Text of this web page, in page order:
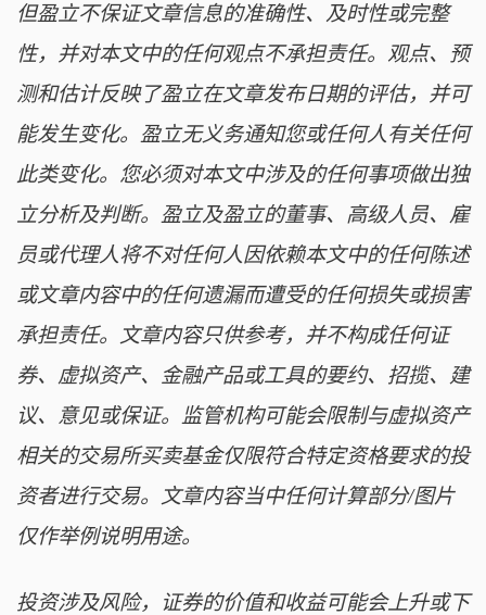
但盈立不保证文章信息的准确性、及时性或完整
性，并对本文中的任何观点不承担责任。观点、预
测和估计反映了盈立在文章发布日期的评估，并可
能发生变化。盈立无义务通知您或任何人有关任何
此类变化。您必须对本文中涉及的任何事项做出独
立分析及判断。盈立及盈立的董事、高级人员、雇
员或代理人将不对任何人因依赖本文中的任何陈述
或文章内容中的任何遗漏而遭受的任何损失或损害
承担责任。文章内容只供参考，并不构成任何证
券、虚拟资产、金融产品或工具的要约、招揽、建
议、意见或保证。监管机构可能会限制与虚拟资产
相关的交易所买卖基金仅限符合特定资格要求的投
资者进行交易。文章内容当中任何计算部分/图片
仅作举例说明用途。
投资涉及风险，证券的价值和收益可能会上升或下